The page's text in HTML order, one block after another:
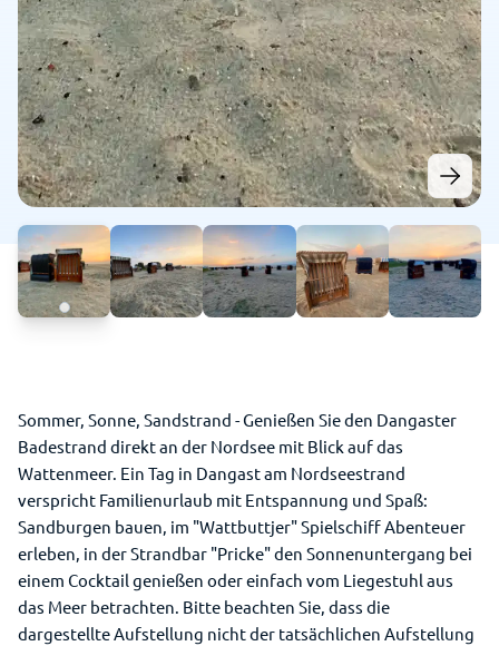
Sommer, Sonne, Sandstrand - Genießen Sie den Dangaster
Badestrand direkt an der Nordsee mit Blick auf das
Wattenmeer. Ein Tag in Dangast am Nordseestrand
verspricht Familienurlaub mit Entspannung und Spaß:
Sandburgen bauen, im "Wattbuttjer" Spielschiff Abenteuer
erleben, in der Strandbar "Pricke" den Sonnenuntergang bei
einem Cocktail genießen oder einfach vom Liegestuhl aus
das Meer betrachten. Bitte beachten Sie, dass die
dargestellte Aufstellung nicht der tatsächlichen Aufstellung